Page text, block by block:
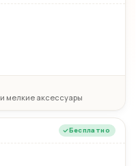
и мелкие аксессуары
Бесплатно